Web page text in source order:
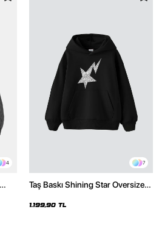
4 7
Taş Baskı Shining Star Oversize
1.199,90 TL